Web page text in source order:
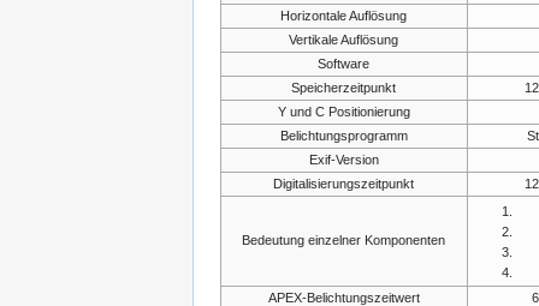
Horizontale Auflösung
Vertikale Auflösung
Software
Speicherzeitpunkt
Y und C Positionierung
Belichtungsprogramm
Exif-Version
Digitalisierungszeitpunkt
Bedeutung einzelner Komponenten
APEX-Belichtungszeitwert